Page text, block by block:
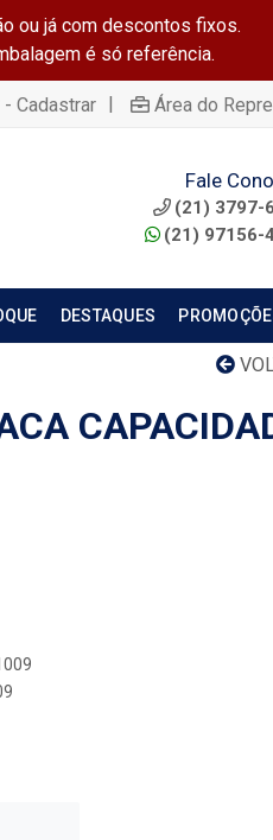
ou já com descontos fixos.
é só referência.
Cadastrar | Área do
Fale
(21) 3797-
(21) 97156-
DESTAQUES